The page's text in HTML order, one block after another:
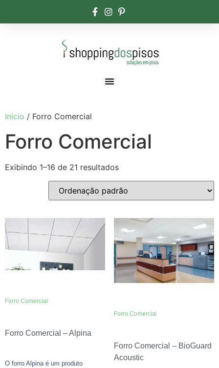
Início / Forro Comercial
Forro Comercial
Exibindo 1–16 de 21 resultados
Forro Comercial
Forro Comercial – Alpina
O forro Alpina é um produto
Forro Comercial
Forro Comercial – BioGuard
Acoustic